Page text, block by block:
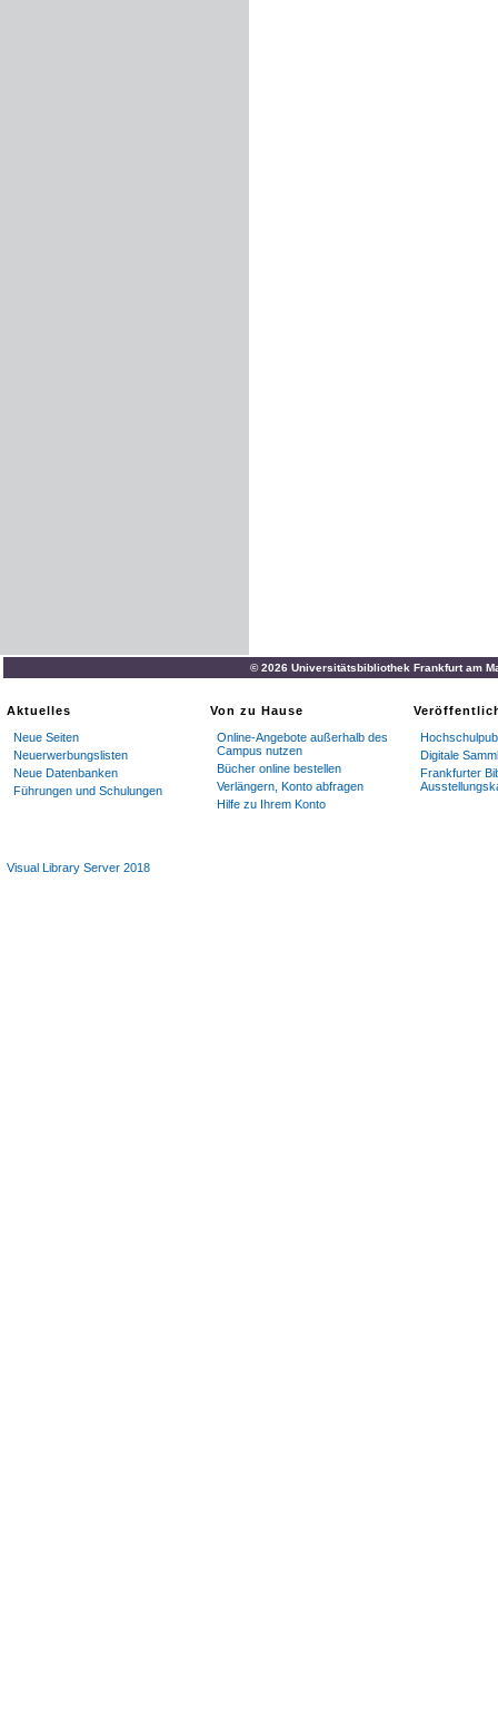
© 2026 Universitätsbibliothek Frankfurt am
Aktuelles
Neue Seiten
Neuerwerbungslisten
Neue Datenbanken
Führungen und Schulungen
Von zu Hause
Online-Angebote außerhalb des
Campus nutzen
Bücher online bestellen
Verlängern, Konto abfragen
Hilfe zu Ihrem Konto
Digitale
Frankfurter
Visual Library Server 2018